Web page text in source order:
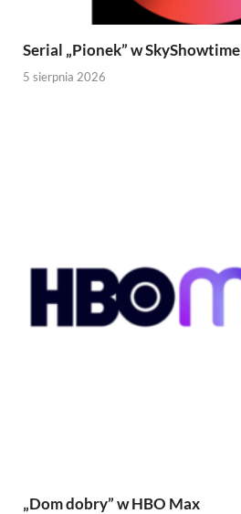
Serial „Pionek” w SkyShowtime
5 sierpnia 2026
„Dom dobry” w HBO Max